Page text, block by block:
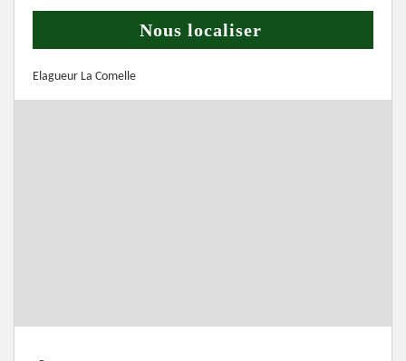
Nous localiser
Elagueur La Comelle